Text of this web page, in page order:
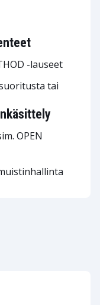
-lauseet
tai
OPEN